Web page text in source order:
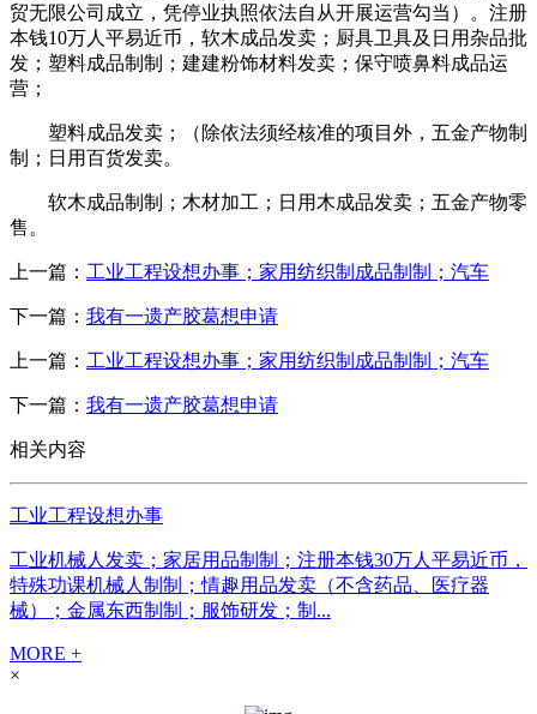
贸无限公司成立，凭停业执照依法自从开展运营勾当）。注册
本钱10万人平易近币，软木成品发卖；厨具卫具及日用杂品批
发；塑料成品制制；建建粉饰材料发卖；保守喷鼻料成品运
营；
塑料成品发卖；（除依法须经核准的项目外，五金产物制
制；日用百货发卖。
软木成品制制；木材加工；日用木成品发卖；五金产物零
售。
上一篇： 工业工程设想办事；家用纺织制成品制制；汽车
下一篇： 我有一遗产胶葛想申请
上一篇： 工业工程设想办事；家用纺织制成品制制；汽车
下一篇： 我有一遗产胶葛想申请
相关内容
工业工程设想办事
工业机械人发卖；家居用品制制；注册本钱30万人平易近币，
特殊功课机械人制制；情趣用品发卖（不含药品、医疗器
械）；金属东西制制；服饰研发；制...
MORE +
×